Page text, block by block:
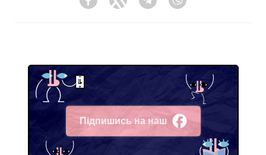
FacebookTwitter Telegram
Підпишись на наш
Facebook